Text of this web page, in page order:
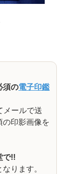
須の電子印鑑
メールで送
の印影画像を
で!!
ります。